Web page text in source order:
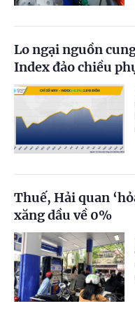
Lo ngại nguồn
Index đảo chiều
Thuế, Hải quan
xăng dầu về 0%